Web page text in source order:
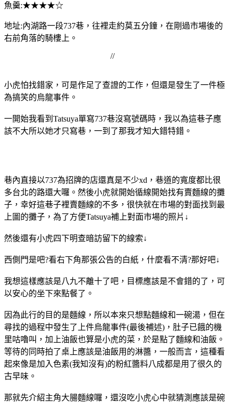
魚羹:★★★★☆
地址:內湖路一段737巷，往裡走約莫五分鐘，在剛過市場後的
右前角落的騎樓上。
//
小虎怕找錯家，可是作足了查證的工作，但還是發生了一件極
為搞笑的烏龍事件。
一開始我看到Tatsuya單寫737巷沒寫號碼時，我以為這巷子應
該不大所以她才只寫巷，一到了那我才知大錯特錯。
巷內直接以737為招牌的店還真是不少xd，巷道的寬度都比很
多台北的路還大囉。然後小虎就開始循線開始找有賣麵線的攤
子，幸好這巷子裡賣麵線的不多，很快就在市場的對面找到最
上圖的攤子，為了方便Tatsuya補上對面市場的照片↓
然後還有小虎四下明查暗訪留下的線索↓
西側門是吧?看右下角那張公告的白紙，什麼看不清?那好吧↓
我想這樣應該是八九不離十了吧，目標應該是不會錯的了，可
以安心的坐下來點餐了。
因為此行的目的是麵線，所以本來只想點麵線和一碗湯，但在
尋找的過程中發生了上件烏龍事件(最後補述)，肚子已餓的機
里咕嚕叫，加上油飯也算是小虎的菜，於是點了麵線和油飯。
等待的同時拍了桌上應該是油飯用的淋醬，一般而言，這種看
起來像是加入色素(我知沒有)的粉紅醬料八成都是用了很久的
古早味。
那就先介紹主角大腸麵線囉，還沒吃小虎心中就猜測應該是碗